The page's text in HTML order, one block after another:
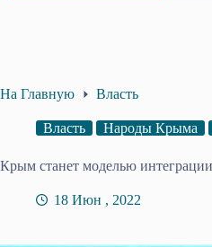
На Главную Власть
Власть Народы Крыма
Крым станет моделью
18 Июн , 2022